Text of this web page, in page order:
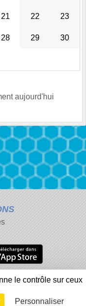
21 22 23
28 29 30
aujourd'hui
cookies
inapproprié
Connexion
le contrôle sur ceux
Personnaliser